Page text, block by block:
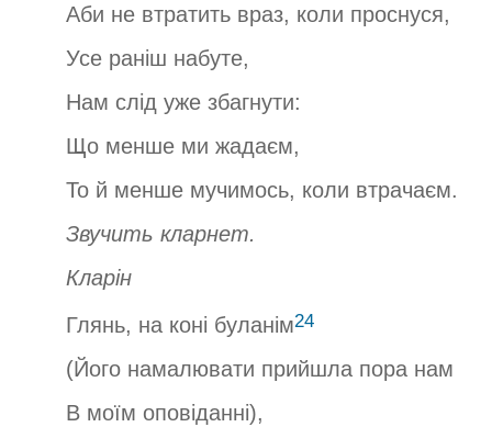
Аби не втратить враз, коли проснуся,
Усе раніш набуте,
Нам слід уже збагнути:
Що менше ми жадаєм,
То й менше мучимось, коли втрачаєм.
Звучить кларнет.
Кларін
Глянь, на коні буланім24
(Його намалювати прийшла пора нам
В моїм оповіданні),